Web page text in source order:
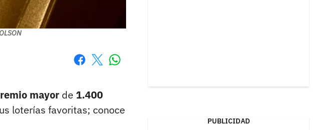
mayor de 1.400
loterías favoritas; conoce
PUBLICIDAD